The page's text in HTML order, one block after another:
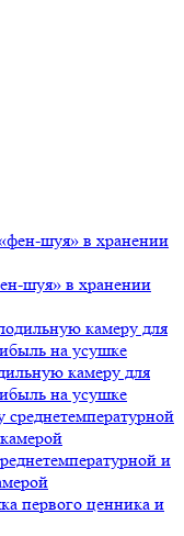
шуя» в хранении
камеру для
на усушке
и